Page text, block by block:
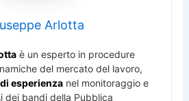
Arlotta
è un esperto in procedure
del mercato del lavoro,
esperienza nel monitoraggio e
dei bandi della Pubblica